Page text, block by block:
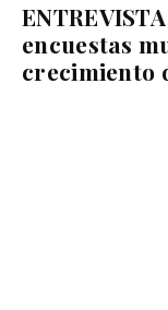
encuestas
crecimiento